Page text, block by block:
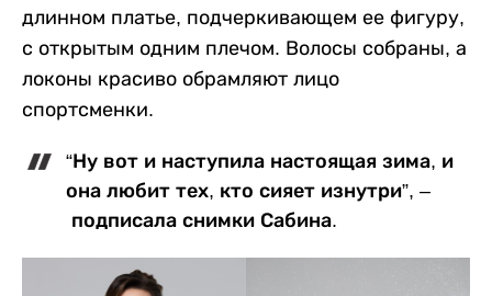
длинном платье, подчеркивающем ее фигуру,
с открытым одним плечом. Волосы собраны, а
локоны красиво обрамляют лицо
спортсменки.
“Ну вот и наступила настоящая зима, и
она любит тех, кто сияет изнутри”, –
подписала снимки Сабина.